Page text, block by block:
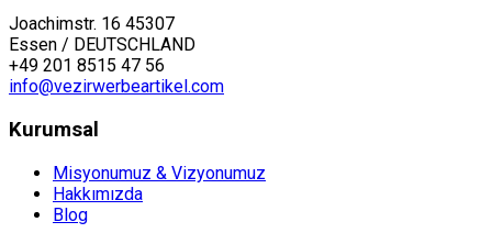
Joachimstr. 16 45307
Essen / DEUTSCHLAND
+49 201 8515 47 56
info@vezirwerbeartikel.com
Kurumsal
Misyonumuz & Vizyonumuz
Hakkımızda
Blog